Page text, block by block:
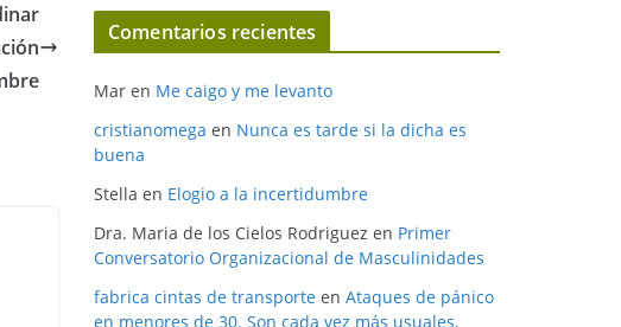
Comentarios recientes
Mar en Me caigo y me levanto
cristianomega en Nunca es tarde si la dicha es
buena
Stella en Elogio a la incertidumbre
Dra. Maria de los Cielos Rodriguez en Primer
Conversatorio Organizacional de Masculinidades
fabrica cintas de transporte en Ataques de pánico
en menores de 30. Son cada vez más usuales,